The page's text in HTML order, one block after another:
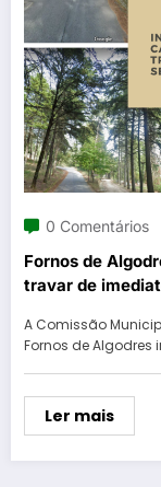
0 Comentários
Fornos de
travar de
A Comissão
Fornos de Algodres
Ler mais